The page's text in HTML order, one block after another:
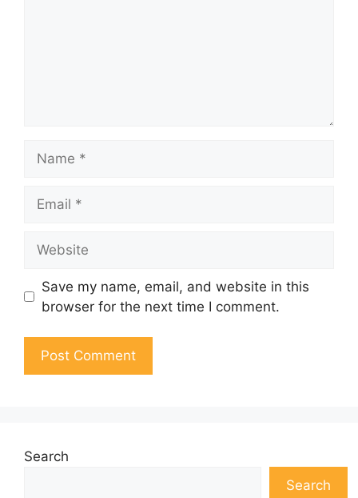
Save my name, email, and website in this
browser for the next time I comment.
Search
Search